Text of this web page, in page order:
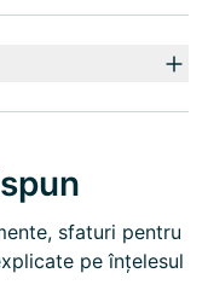
sfaturi pentru
pe înțelesul